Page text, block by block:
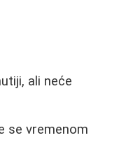
ali neće
se vremenom